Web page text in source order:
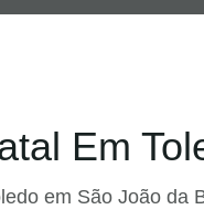
Em
em São João da